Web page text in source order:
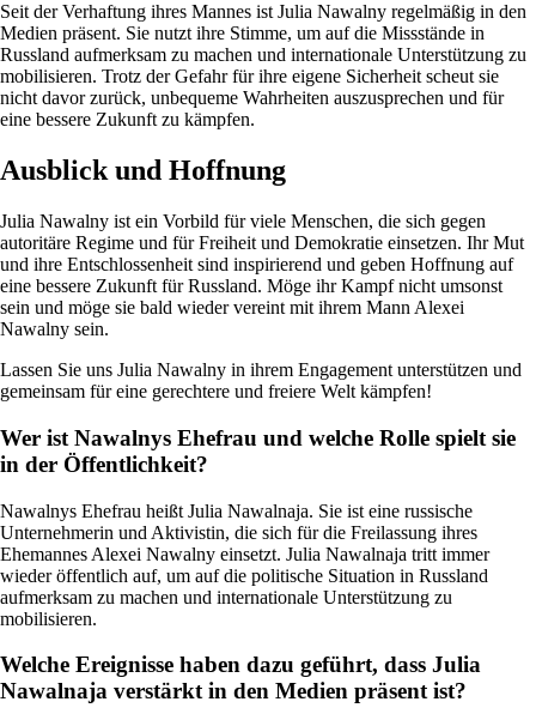
Seit der Verhaftung ihres Mannes ist Julia Nawalny regelmäßig in den
Medien präsent. Sie nutzt ihre Stimme, um auf die Missstände in
Russland aufmerksam zu machen und internationale Unterstützung zu
mobilisieren. Trotz der Gefahr für ihre eigene Sicherheit scheut sie
nicht davor zurück, unbequeme Wahrheiten auszusprechen und für
eine bessere Zukunft zu kämpfen.
Ausblick und Hoffnung
Julia Nawalny ist ein Vorbild für viele Menschen, die sich gegen
autoritäre Regime und für Freiheit und Demokratie einsetzen. Ihr Mut
und ihre Entschlossenheit sind inspirierend und geben Hoffnung auf
eine bessere Zukunft für Russland. Möge ihr Kampf nicht umsonst
sein und möge sie bald wieder vereint mit ihrem Mann Alexei
Nawalny sein.
Lassen Sie uns Julia Nawalny in ihrem Engagement unterstützen und
gemeinsam für eine gerechtere und freiere Welt kämpfen!
Wer ist Nawalnys Ehefrau und welche Rolle spielt sie
in der Öffentlichkeit?
Nawalnys Ehefrau heißt Julia Nawalnaja. Sie ist eine russische
Unternehmerin und Aktivistin, die sich für die Freilassung ihres
Ehemannes Alexei Nawalny einsetzt. Julia Nawalnaja tritt immer
wieder öffentlich auf, um auf die politische Situation in Russland
aufmerksam zu machen und internationale Unterstützung zu
mobilisieren.
Welche Ereignisse haben dazu geführt, dass Julia
Nawalnaja verstärkt in den Medien präsent ist?